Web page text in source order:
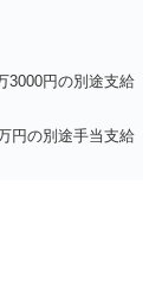
3000円の別途支給
円の別途手当支給